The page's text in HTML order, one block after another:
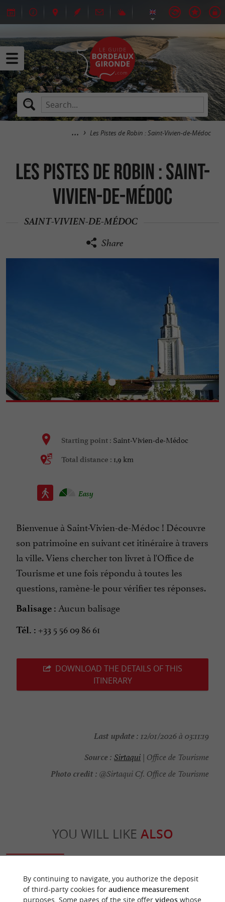
Les Pistes de Robin : Saint-Vivien-de-Médoc
Les Pistes de Robin : Saint-
Vivien-de-Médoc
SAINT-VIVIEN-DE-MÉDOC
Share
Starting point : Saint-Vivien-de-Médoc
Total distance : 1,9 km
Easy
Bienvenue à Saint-Vivien-de-Médoc ! Découvre
son patrimoine en suivant cet itinéraire à travers
la ville. Viens chercher ton livret à l'Office de
Tourisme et une fois répondu à toutes les
questions, ramène-le pour vérifier tes réponses.
Balisage : Aucun balisage
Tél. : +33 5 56 09 86 61
DOWNLOAD THE DETAILS OF THIS
ITINERARY
Last update : 12/01/2026 à 03:11:19
Source : Sirtaqui | Office de Tourisme
Photo credit : @Sirtaqui Cf. Office de Tourisme
YOU WILL LIKE ALSO
By continuing to navigate, you authorize the deposit
of third-party cookies for audience measurement
purposes. Some pages of the site offer videoswhose